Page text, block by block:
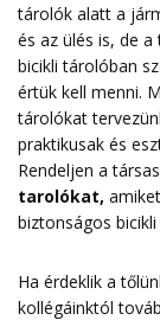
tárolók alatt a
és az ülés is, de
bicikli tárolóban
értük kell menni.
tárolókat
praktikusak és
Rendeljen a
tarolókat,
biztonságos
Ha érdeklik a
kollégáinktól